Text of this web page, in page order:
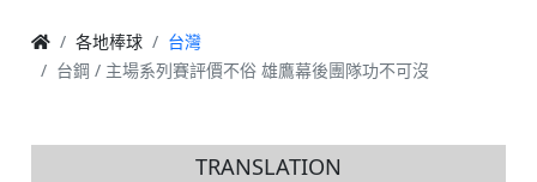
各地棒球
台灣
台鋼 / 主場系列賽評價不俗 雄鷹幕後團隊功不可沒
TRANSLATION